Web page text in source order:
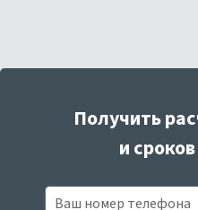
Получить
и